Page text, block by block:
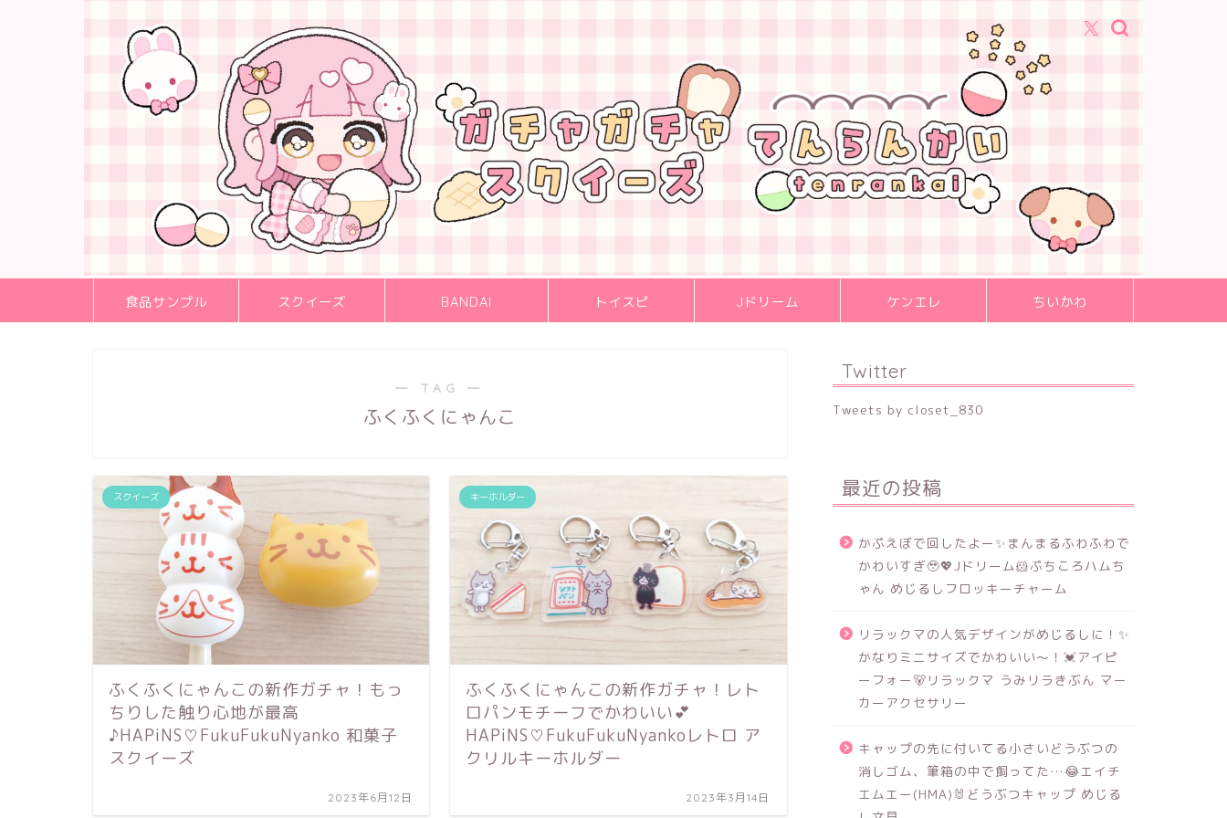
食品サンプル スクイーズ BANDAI トイスピ Jドリーム ケンエレ ちいかわ
― TAG ―
ふくふくにゃんこ
スクイーズ
ふくふくにゃんこの新作ガチャ！もっ
ちりした触り心地が最高
♪HAPiNS♡FukuFukuNyanko 和菓子
スクイーズ
2023年6月12日
キーホルダー
ふくふくにゃんこの新作ガチャ！レト
ロパンモチーフでかわいい💕
HAPiNS♡FukuFukuNyankoレトロ ア
クリルキーホルダー
2023年3月14日
Twitter
Tweets by closet_830
最近の投稿
かぷえぼで回したよー✨まんまるふわふわで
かわいすぎ🥹💖Jドリーム🐹ぷちころハムち
ゃん めじるしフロッキーチャーム
リラックマの人気デザインがめじるしに！✨
かなりミニサイズでかわいい～！💓アイピ
ーフォー🐻リラックマ うみリラきぶん マー
カーアクセサリー
キャップの先に付いてる小さいどうぶつの
消しゴム、筆箱の中で飼ってた…😂エイチ
エムエー(HMA)🐰どうぶつキャップ めじる